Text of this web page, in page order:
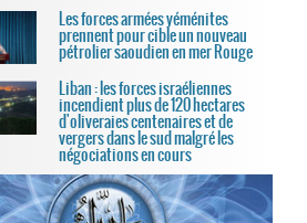
Les forces armées yéménites
prennent pour cible un nouveau
pétrolier saoudien en mer Rouge
Liban : les forces israéliennes
incendient plus de 120 hectares
d'oliveraies centenaires et de
vergers dans le sud malgré les
négociations en cours